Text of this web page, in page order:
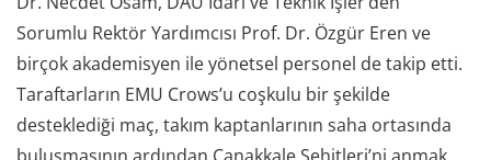
Sorumlu Rektör Yardımcısı Prof. Dr. Özgür Eren ve
birçok akademisyen ile yönetsel personel de takip etti.
Taraftarların EMU Crows’u coşkulu bir şekilde
desteklediği maç, takım kaptanlarının saha ortasında